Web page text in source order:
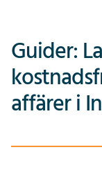
Guider:
affärer i